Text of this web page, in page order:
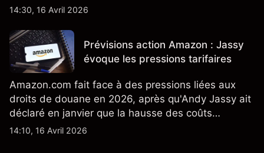
également la croissance des stocks et les projets
nouveau SUV. Découvrez les objectifs de cours
TSLA d'analystes tiers.
14:30, 16 Avril 2026
Prévisions action Amazon : Jassy
évoque les pressions tarifaires
Amazon.com fait face à des pressions liées aux
droits de douane en 2026, après qu'Andy Jassy ait
déclaré en janvier que la hausse des coûts
d'importation commençait à se répercuter sur
14:10, 16 Avril 2026